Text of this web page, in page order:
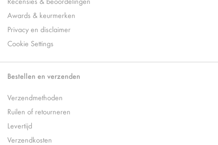
Awards & keurmerken
Privacy en disclaimer
Cookie Settings
Bestellen en verzenden
Verzendmethoden
Ruilen of retourneren
Levertijd
Verzendkosten